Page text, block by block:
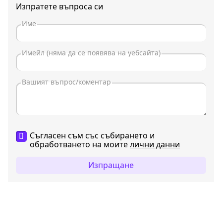
Изпратете въпроса си
Съгласен съм със събирането и
обработването на моителични данни
Изпращане